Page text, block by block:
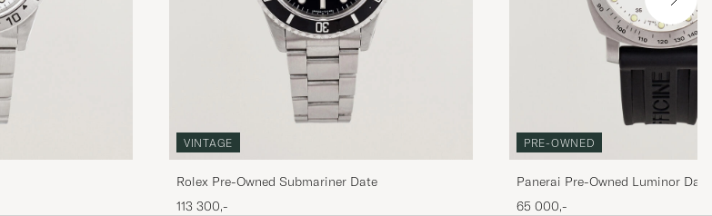
VINTAGE
Rolex Pre-Owned Submariner Date
113 300,-
PRE-OWNED
Panerai Pre-Owned Luminor
65 000,-